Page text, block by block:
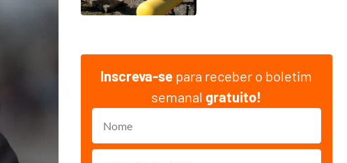
Inscreva-se para receber o boletim
semanalgratuito!